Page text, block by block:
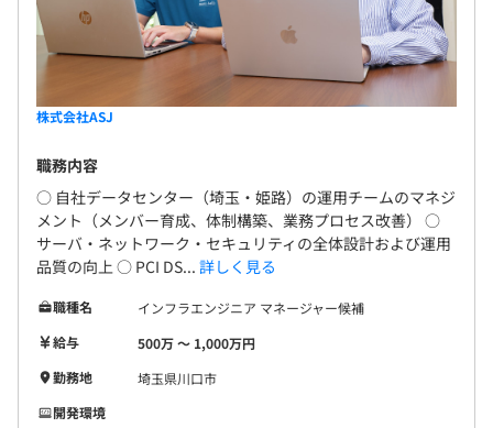
株式会社ASJ
職務内容
○ 自社データセンター（埼玉・姫路）の運用チームのマネジ
メント（メンバー育成、体制構築、業務プロセス改善） ○
サーバ・ネットワーク・セキュリティの全体設計および運用
品質の向上 ○ PCI DS... 詳しく見る
職種名
インフラエンジニア マネージャー候補
給与
500万 〜 1,000万円
勤務地
埼玉県川口市
開発環境